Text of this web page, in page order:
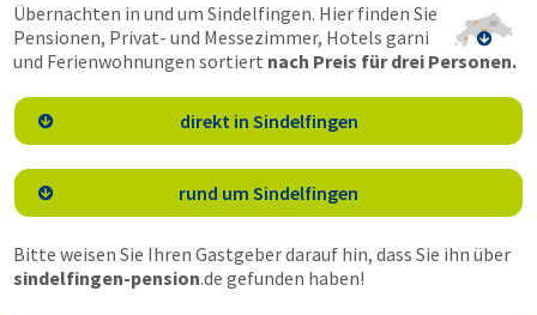

Übernachten in und um Sindelfingen. Hier finden Sie
Pensionen, Privat- und Messezimmer, Hotels garni
und Ferienwohnungen sortiert nach Preis für drei Personen.
 direkt in Sindelfingen
 rund um Sindelfingen
Bitte weisen Sie Ihren Gastgeber darauf hin, dass Sie ihn über
sindelfingen-pension.de gefunden haben!